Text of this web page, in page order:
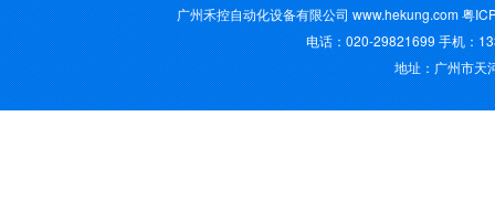
广州禾控自动化设备有限公司 www.hekung.com粤
电话：020-29821699 手机：
地址：广州市天